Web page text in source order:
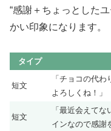
“感謝＋ちょっとした
かい印象になります。
タイプ
短文
「チョコの代
よろしくね！」
短文
「最近会えて
インなので感謝